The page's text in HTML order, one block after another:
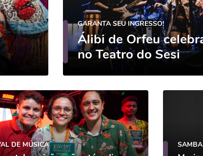
GARANTA SEU INGRESSO!
Álibi de Orfeu
no Teatro do Sesi
DE MÚSICA